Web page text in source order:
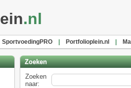
.nl
SportvoedingPRO Portfolioplein.nl
Zoeken
Zoeken
naar: